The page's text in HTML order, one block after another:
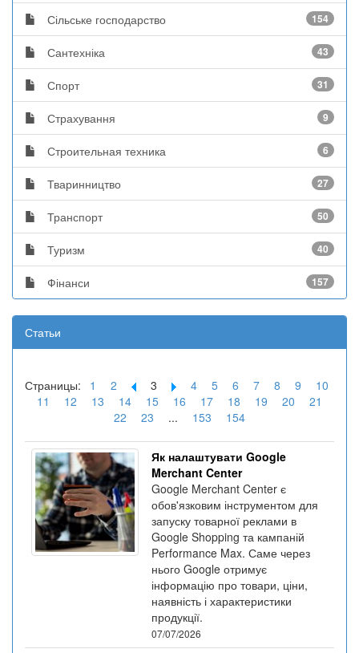
Сільське господарство 154
Сантехніка 43
Спорт 31
Страхування 9
Строительная техника 6
Тваринництво 27
Транспорт 50
Туризм 40
Фінанси 157
Статьи
Страницы: 1 2 3 4 5 6 7 8 9
10
11
12 13 14 15 16 17 18 19 20
21
22
23 ... 153 154
Як налаштувати Google
Merchant Center
Google Merchant Center є
обов'язковим інструментом для
запуску товарної реклами в
Google Shopping та кампаній
Performance Max. Саме через
нього Google отримує
інформацію про товари, ціни,
наявність і характеристики
продукції.
07/07/2026